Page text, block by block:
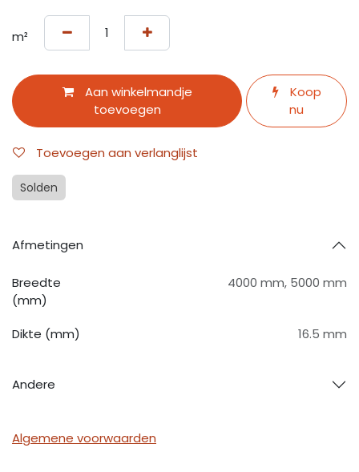
m²
Aan winkelmandje
toevoegen
Koop
nu
Toevoegen aan verlanglijst
Solden
Afmetingen
Breedte
(mm)
4000 mm, 5000 mm
Dikte (mm) 16.5 mm
Andere
Algemene voorwaarden